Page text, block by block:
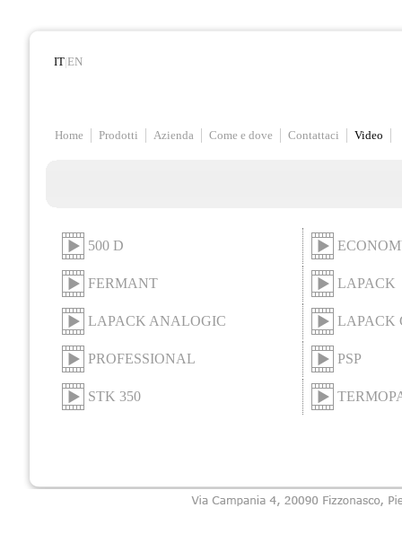
IT|EN
Home Prodotti Azienda Come e dove Contattaci Video
500 D
FERMANT LAPACK
LAPACK ANALOGIC LAPACK
PROFESSIONAL PSP
STK 350